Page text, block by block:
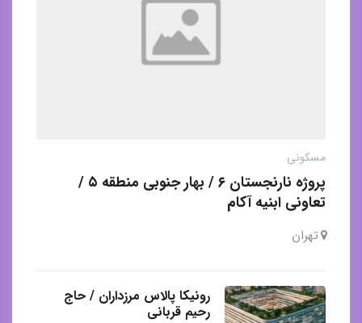
مسکونی
پروژه نارنجستان ۶ / بهار جنوبی منطقه ۵ /
تعاونی ابنیه آکام
تهران
رونیکا پالاس مرزداران / حاج
رحیم قربانی